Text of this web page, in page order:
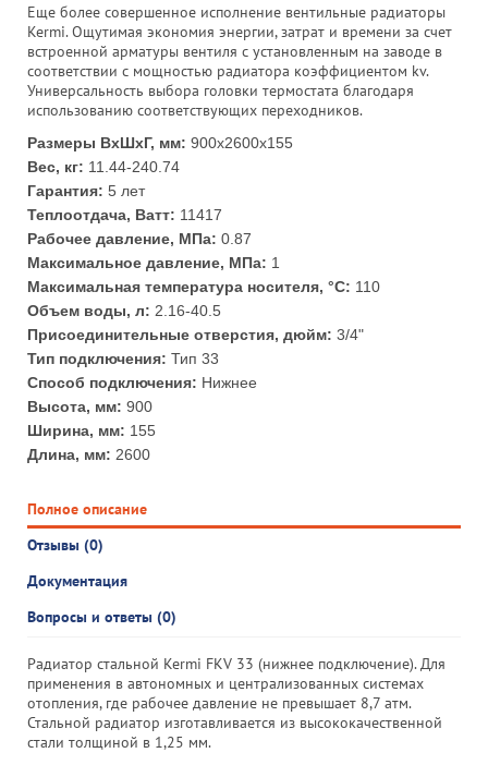
Еще более совершенное исполнение вентильные радиаторы
Kermi. Ощутимая экономия энергии, затрат и времени за счет
встроенной арматуры вентиля с установленным на заводе в
соответствии с мощностью радиатора коэффициентом kv.
Универсальность выбора головки термостата благодаря
использованию соответствующих переходников.
Размеры ВхШхГ, мм: 900x2600x155
Вес, кг: 11.44-240.74
Гарантия: 5 лет
Теплоотдача, Ватт: 11417
Рабочее давление, МПа: 0.87
Максимальное давление, МПа: 1
Максимальная температура носителя, °С: 110
Объем воды, л: 2.16-40.5
Присоединительные отверстия, дюйм: 3/4"
Тип подключения: Тип 33
Способ подключения: Нижнее
Высота, мм: 900
Ширина, мм: 155
Длина, мм: 2600
Полное описание
Отзывы (0)
Документация
Вопросы и ответы (0)
Радиатор стальной Kermi FKV 33 (нижнее подключение). Для
применения в автономных и централизованных системах
отопления, где рабочее давление не превышает 8,7 атм.
Стальной радиатор изготавливается из высококачественной
стали толщиной в 1,25 мм.